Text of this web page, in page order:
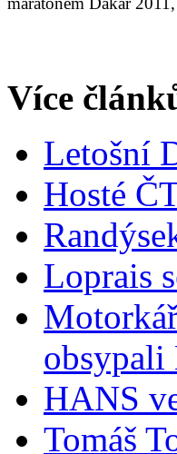
Více
Letošní
Hosté
Loprais
obsypali
HANS
Tomáš